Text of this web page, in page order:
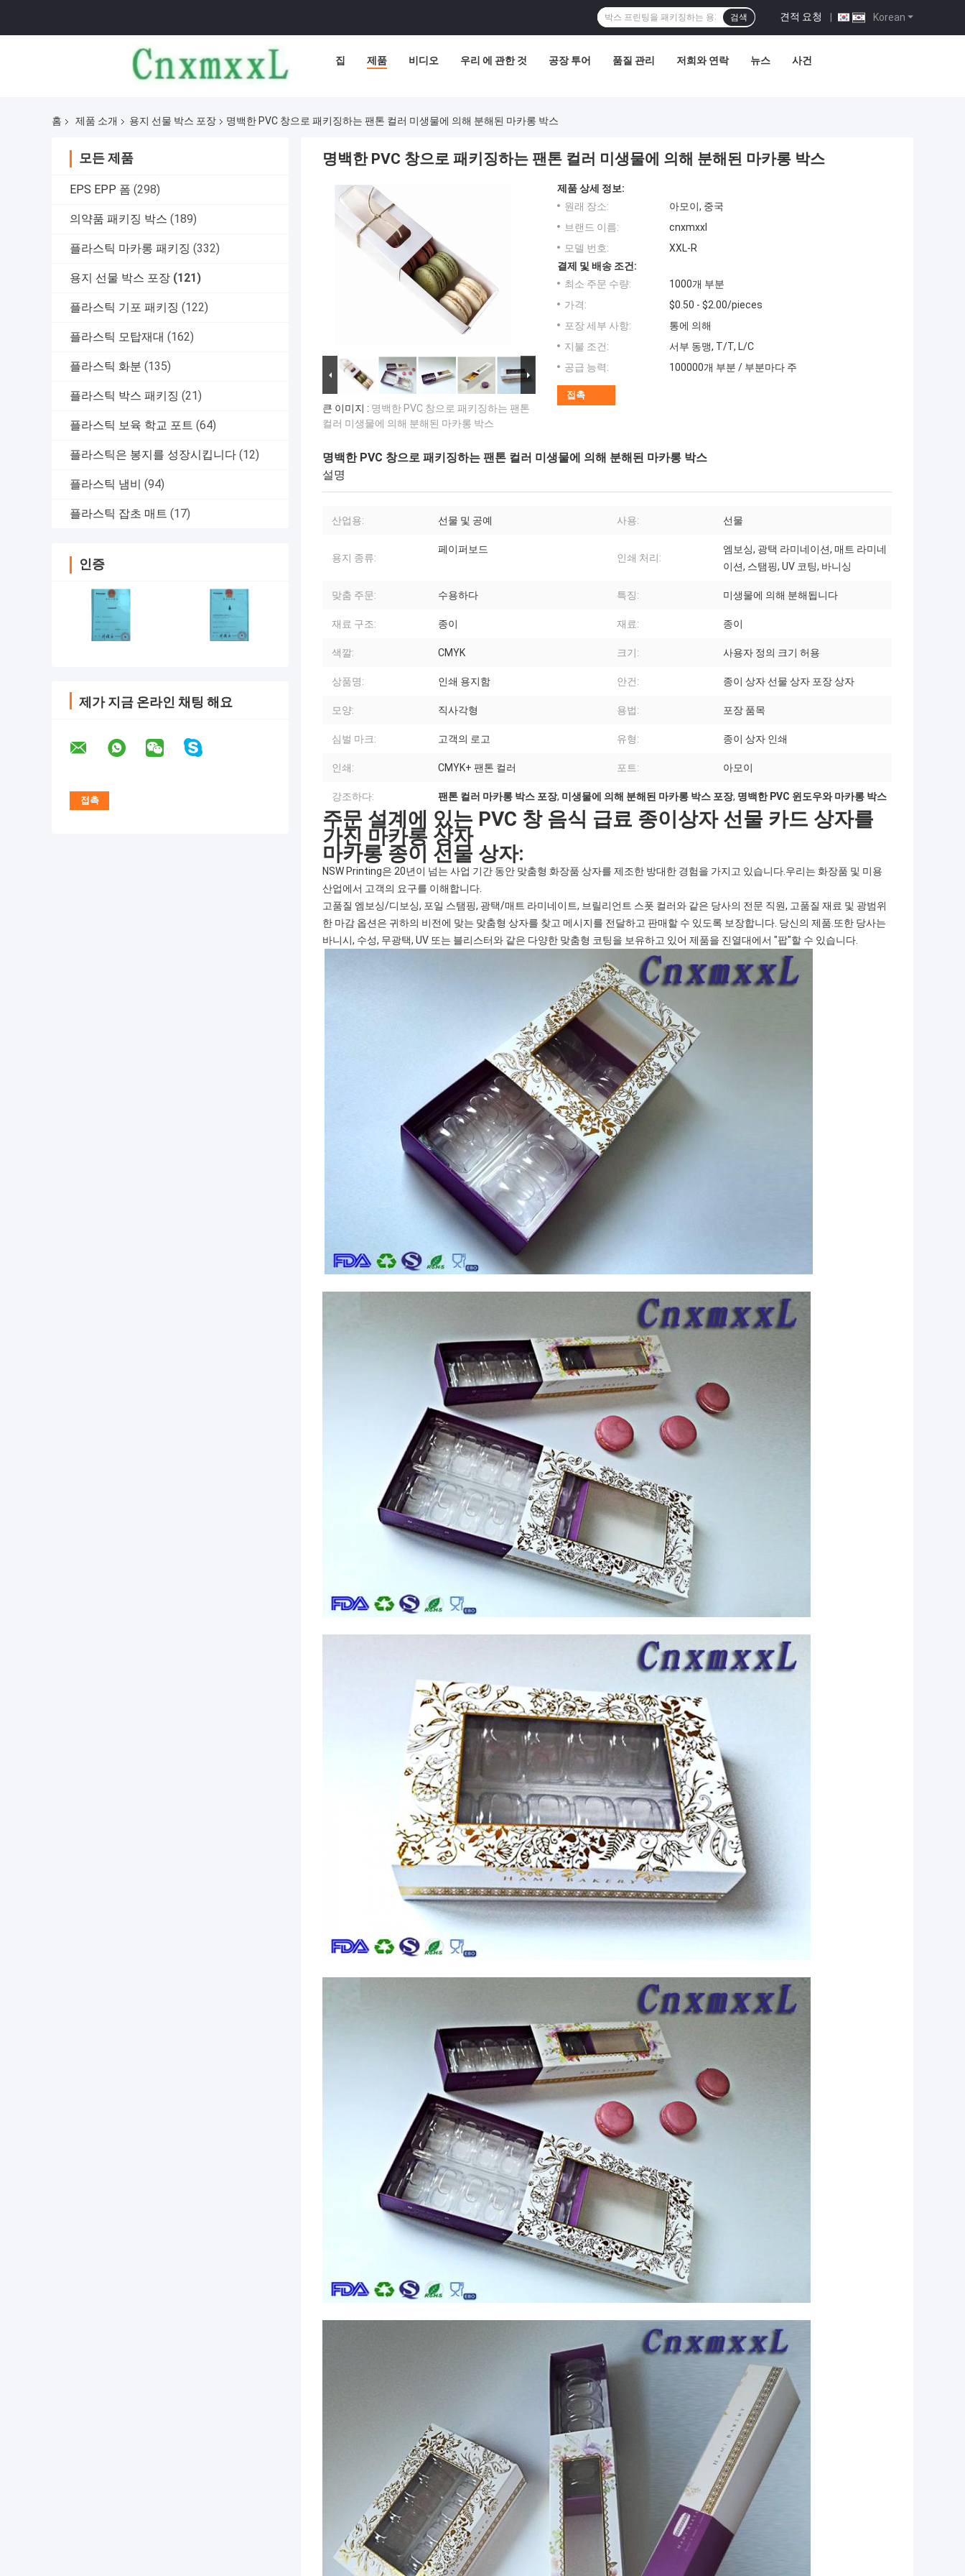
Korean
견적 요청 |
검색
집 제품 비디오 우리 에 관한 것 공장 투어 품질 관리 저희와 연락 뉴스 사건
홈 제품 소개 용지 선물 박스 포장 명백한 PVC 창으로 패키징하는 팬톤 컬러 미생물에 의해 분해된 마카롱 박스
모든 제품
EPS EPP 폼 (298)
의약품 패키징 박스 (189)
플라스틱 마카롱 패키징 (332)
용지 선물 박스 포장 (121)
플라스틱 기포 패키징 (122)
플라스틱 모탑재대 (162)
플라스틱 화분 (135)
플라스틱 박스 패키징 (21)
플라스틱 보육 학교 포트 (64)
플라스틱은 봉지를 성장시킵니다 (12)
플라스틱 냄비 (94)
플라스틱 잡초 매트 (17)
인증
제가 지금 온라인 채팅 해요
명백한 PVC 창으로 패키징하는 팬톤 컬러 미생물에 의해 분해된 마카롱 박스
큰 이미지 : 명백한 PVC 창으로 패키징하는 팬톤
컬러 미생물에 의해 분해된 마카롱 박스
제품 상세 정보:
원래 장소:
아모이, 중국
브랜드 이름:
cnxmxxl
모델 번호:
XXL-R
결제 및 배송 조건:
최소 주문 수량:
1000개 부분
가격:
$0.50 - $2.00/pieces
포장 세부 사항:
통에 의해
지불 조건:
서부 동맹, T/T, L/C
공급 능력:
100000개 부분 / 부분마다 주
접촉
명백한 PVC 창으로 패키징하는 팬톤 컬러 미생물에 의해 분해된 마카롱 박스
설명
산업용: 선물 및 공예 사용: 선물
용지 종류:
페이퍼보드
인쇄 처리:
엠보싱, 광택 라미네이션, 매트 라미네
이션, 스탬핑, UV 코팅, 바니싱
맞춤 주문: 수용하다 특징: 미생물에 의해 분해됩니다
재료 구조: 종이 재료: 종이
색깔: CMYK 크기: 사용자 정의 크기 허용
상품명: 인쇄 용지함 안건: 종이 상자 선물 상자 포장 상자
모양: 직사각형 용법: 포장 품목
심벌 마크: 고객의 로고 유형: 종이 상자 인쇄
인쇄: CMYK+ 팬톤 컬러 포트: 아모이
강조하다: 팬톤 컬러 마카롱 박스 포장, 미생물에 의해 분해된 마카롱 박스 포장, 명백한 PVC 윈도우와 마카롱 박스
주문 설계에 있는 PVC 창 음식 급료 종이상자 선물 카드 상자를
가진 마카롱 상자
마카롱 종이 선물 상자:
NSW Printing은 20년이 넘는 사업 기간 동안 맞춤형 화장품 상자를 제조한 방대한 경험을 가지고 있습니다.우리는 화장품 및 미용
산업에서 고객의 요구를 이해합니다.
고품질 엠보싱/디보싱, 포일 스탬핑, 광택/매트 라미네이트, 브릴리언트 스폿 컬러와 같은 당사의 전문 직원, 고품질 재료 및 광범위
한 마감 옵션은 귀하의 비전에 맞는 맞춤형 상자를 찾고 메시지를 전달하고 판매할 수 있도록 보장합니다. 당신의 제품.또한 당사는
바니시, 수성, 무광택, UV 또는 블리스터와 같은 다양한 맞춤형 코팅을 보유하고 있어 제품을 진열대에서 "팝"할 수 있습니다.